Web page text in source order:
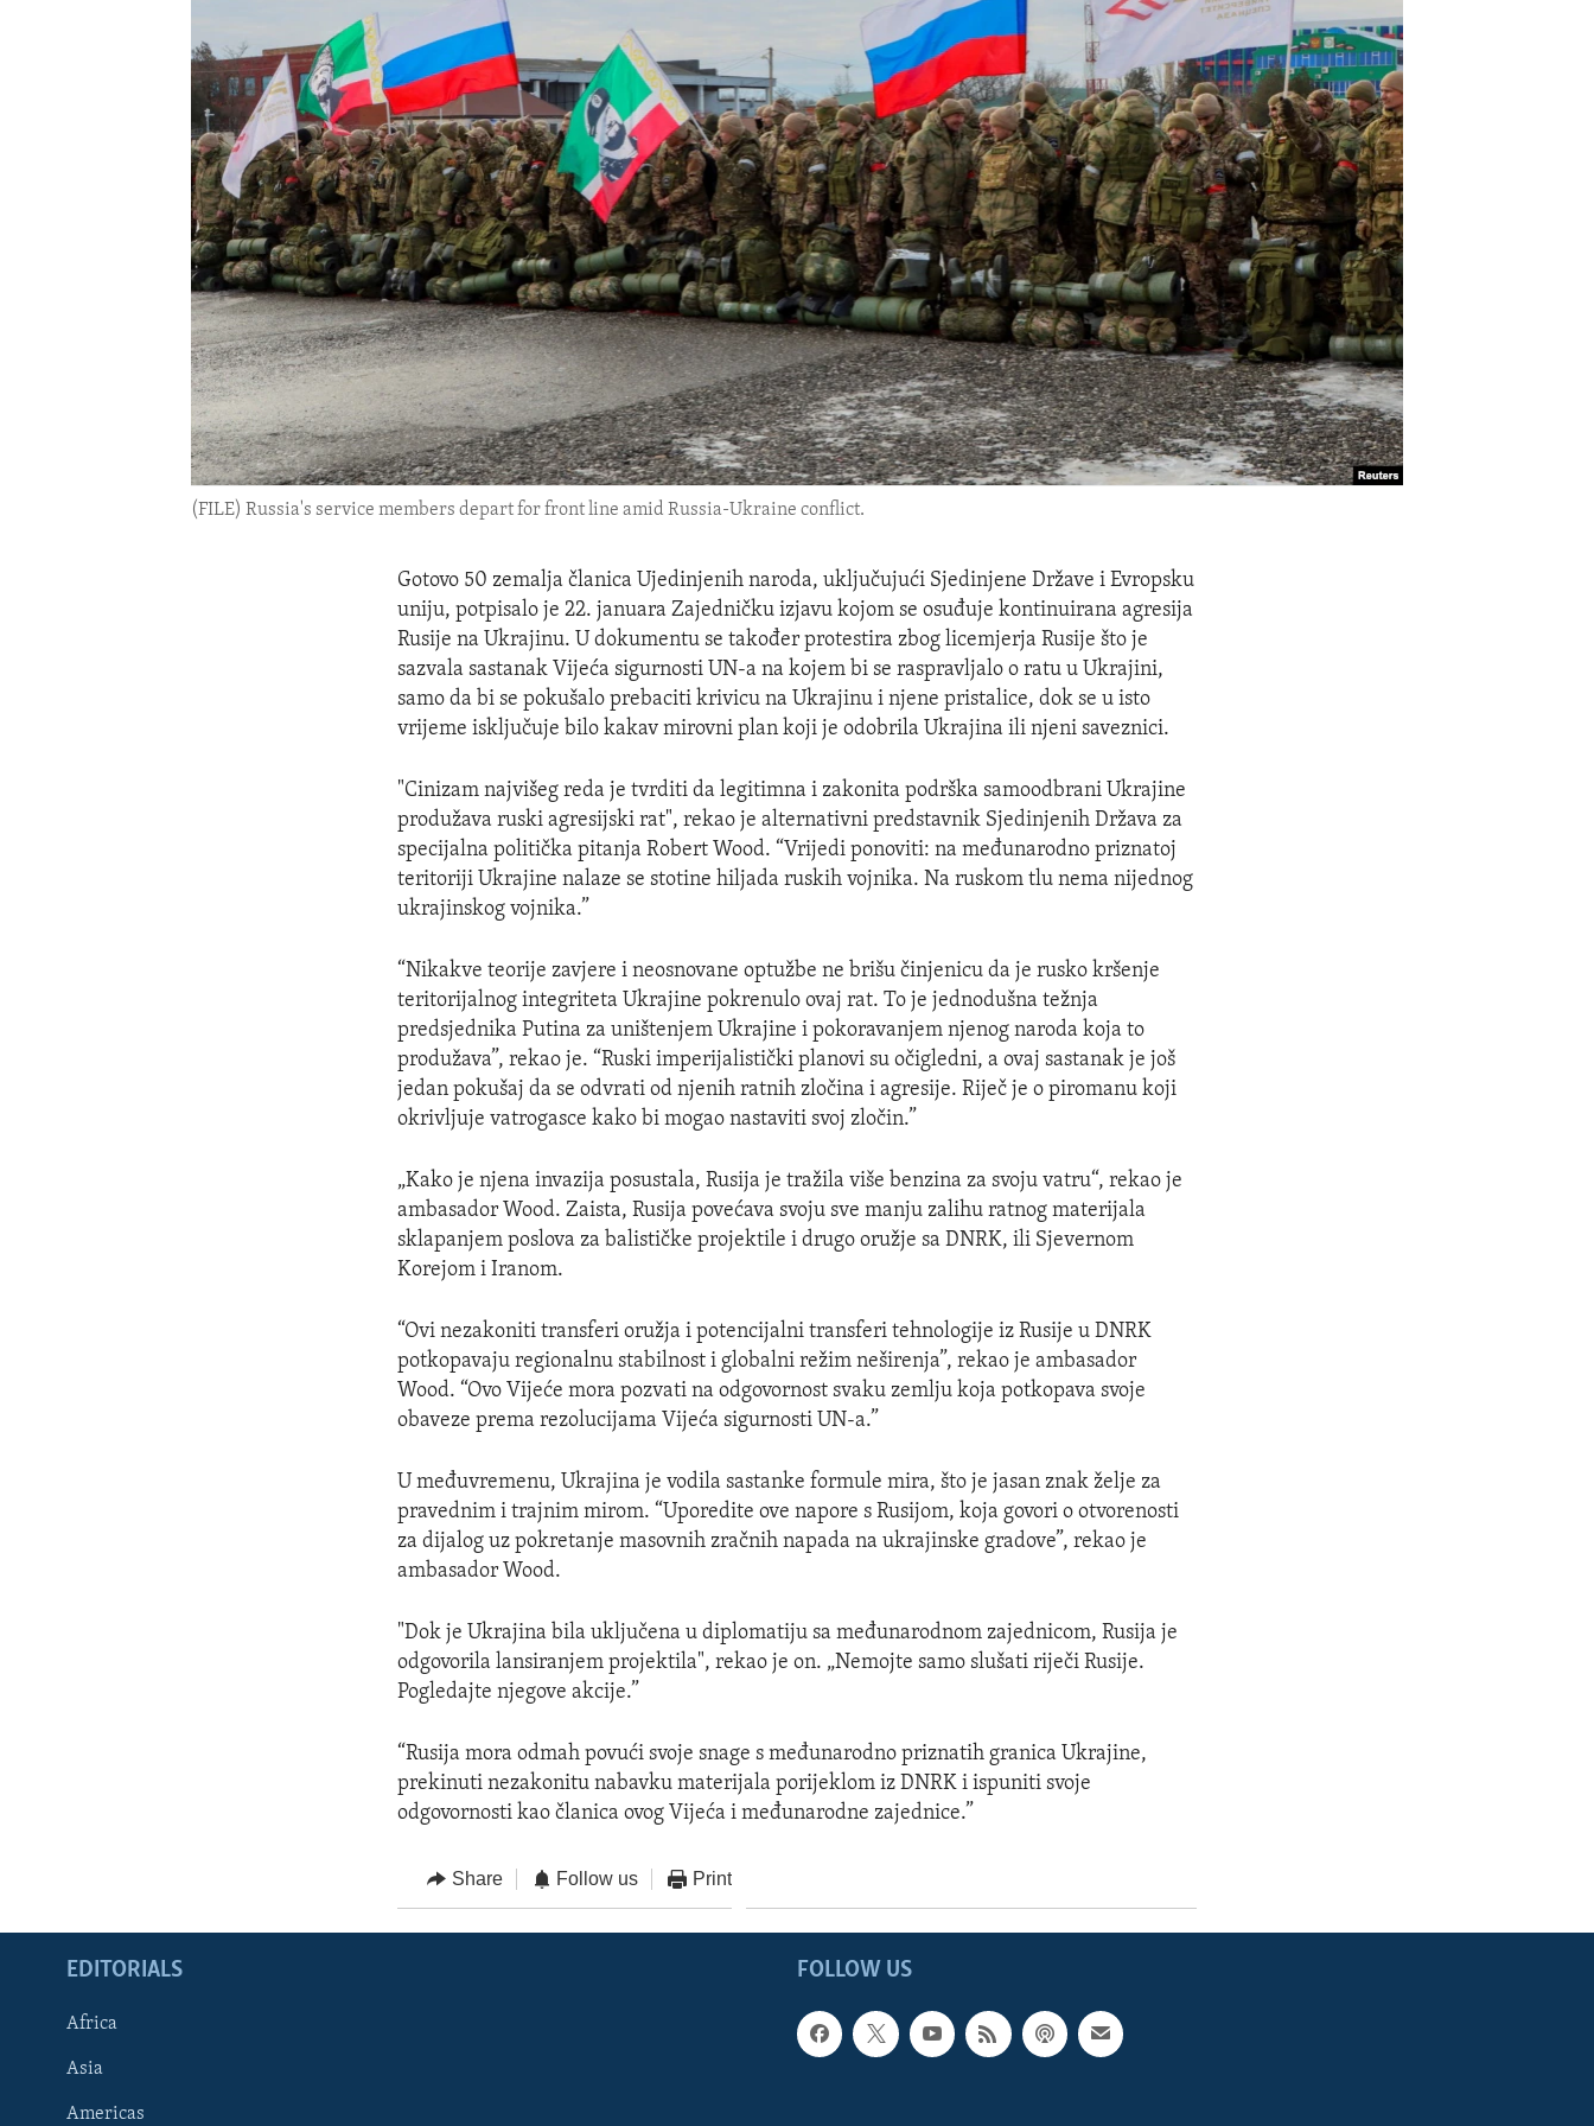
IDEALS AND INSTITUTIONS
(FILE) Russia's service members depart for front line amid Russia-Ukraine conflict.
Gotovo 50 zemalja članica Ujedinjenih naroda, uključujući Sjedinjene Države i Evropsku
uniju, potpisalo je 22. januara Zajedničku izjavu kojom se osuđuje kontinuirana agresija
Rusije na Ukrajinu. U dokumentu se također protestira zbog licemjerja Rusije što je
sazvala sastanak Vijeća sigurnosti UN-a na kojem bi se raspravljalo o ratu u Ukrajini,
samo da bi se pokušalo prebaciti krivicu na Ukrajinu i njene pristalice, dok se u isto
vrijeme isključuje bilo kakav mirovni plan koji je odobrila Ukrajina ili njeni saveznici.
"Cinizam najvišeg reda je tvrditi da legitimna i zakonita podrška samoodbrani Ukrajine
produžava ruski agresijski rat", rekao je alternativni predstavnik Sjedinjenih Država za
specijalna politička pitanja Robert Wood. “Vrijedi ponoviti: na međunarodno priznatoj
teritoriji Ukrajine nalaze se stotine hiljada ruskih vojnika. Na ruskom tlu nema nijednog
ukrajinskog vojnika.”
“Nikakve teorije zavjere i neosnovane optužbe ne brišu činjenicu da je rusko kršenje
teritorijalnog integriteta Ukrajine pokrenulo ovaj rat. To je jednodušna težnja
predsjednika Putina za uništenjem Ukrajine i pokoravanjem njenog naroda koja to
produžava”, rekao je. “Ruski imperijalistički planovi su očigledni, a ovaj sastanak je još
jedan pokušaj da se odvrati od njenih ratnih zločina i agresije. Riječ je o piromanu koji
okrivljuje vatrogasce kako bi mogao nastaviti svoj zločin.”
„Kako je njena invazija posustala, Rusija je tražila više benzina za svoju vatru“, rekao je
ambasador Wood. Zaista, Rusija povećava svoju sve manju zalihu ratnog materijala
sklapanjem poslova za balističke projektile i drugo oružje sa DNRK, ili Sjevernom
Korejom i Iranom.
“Ovi nezakoniti transferi oružja i potencijalni transferi tehnologije iz Rusije u DNRK
potkopavaju regionalnu stabilnost i globalni režim neširenja”, rekao je ambasador
Wood. “Ovo Vijeće mora pozvati na odgovornost svaku zemlju koja potkopava svoje
obaveze prema rezolucijama Vijeća sigurnosti UN-a.”
U međuvremenu, Ukrajina je vodila sastanke formule mira, što je jasan znak želje za
pravednim i trajnim mirom. “Uporedite ove napore s Rusijom, koja govori o otvorenosti
za dijalog uz pokretanje masovnih zračnih napada na ukrajinske gradove”, rekao je
ambasador Wood.
"Dok je Ukrajina bila uključena u diplomatiju sa međunarodnom zajednicom, Rusija je
odgovorila lansiranjem projektila", rekao je on. „Nemojte samo slušati riječi Rusije.
Pogledajte njegove akcije.”
“Rusija mora odmah povući svoje snage s međunarodno priznatih granica Ukrajine,
prekinuti nezakonitu nabavku materijala porijeklom iz DNRK i ispuniti svoje
odgovornosti kao članica ovog Vijeća i međunarodne zajednice.”
Share Follow us Print
FOLLOW US
EDITORIALS
Africa
Asia
Americas